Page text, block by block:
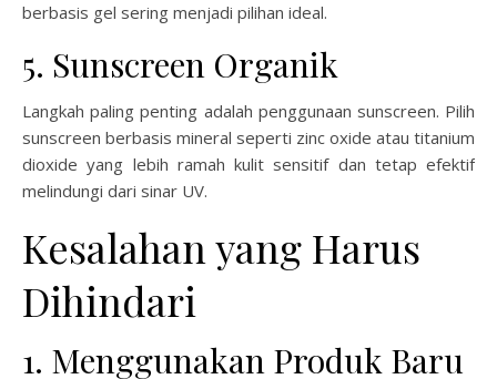
berbasis gel sering menjadi pilihan ideal.
5. Sunscreen Organik
Langkah paling penting adalah penggunaan sunscreen. Pilih
sunscreen berbasis mineral seperti zinc oxide atau titanium
dioxide yang lebih ramah kulit sensitif dan tetap efektif
melindungi dari sinar UV.
Kesalahan yang Harus
Dihindari
1. Menggunakan Produk Baru